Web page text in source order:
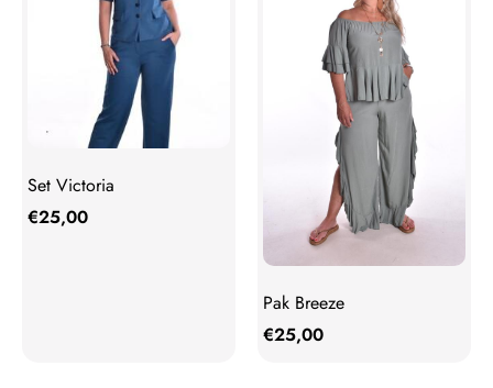
Set Victoria
€25,00
Pak Breeze
€25,00